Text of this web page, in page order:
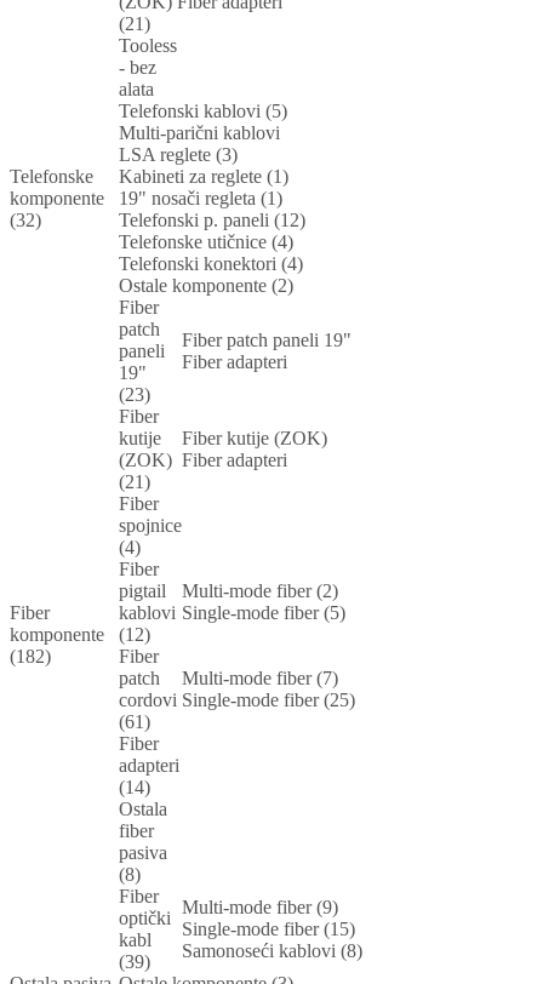
(21)
Tooless
- bez
alata
Telefonske
komponente
(32)
Telefonski kablovi (5)
Multi-parični kablovi
LSA reglete (3)
Kabineti za reglete (1)
19" nosači regleta (1)
Telefonski p. paneli (12)
Telefonske utičnice (4)
Telefonski konektori (4)
Ostale komponente (2)
Fiber
komponente
(182)
Fiber
patch
paneli
19"
(23)
Fiber patch paneli 19"
Fiber adapteri
Fiber
kutije
(ZOK)
(21)
Fiber kutije (ZOK)
Fiber adapteri
Fiber
spojnice
(4)
Fiber
pigtail
kablovi
(12)
Multi-mode fiber (2)
Single-mode fiber (5)
Fiber
patch
cordovi
(61)
Multi-mode fiber (7)
Single-mode fiber (25)
Fiber
adapteri
(14)
Ostala
fiber
pasiva
(8)
Fiber
optički
kabl
(39)
Multi-mode fiber (9)
Single-mode fiber (15)
Samonoseći kablovi (8)